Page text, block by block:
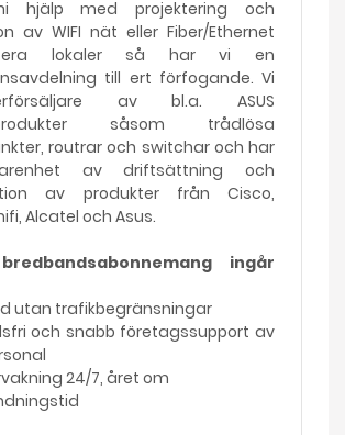
hjälp med projektering och
av WIFI nät eller Fiber/Ethernet
lokaler så har vi en
till ert förfogande. Vi
av bl.a. ASUS
såsom trådlösa
routrar och switchar och har
av driftsättning och
av produkter från Cisco,
Alcatel och Asus.
ingår
utan trafikbegränsningar
och snabb företagssupport av
24/7, året om